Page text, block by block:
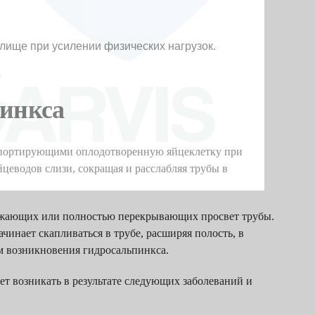
при усилении физических нагрузок.
оплодотворенную яйцеклетку при
слизи, сокращая и расслабляя трубы в
или полностью перекрывающих просвет трубы.
скапливаться в трубе, расширяя полость, в
гидросальпинкса.
в результате следующих заболеваний и